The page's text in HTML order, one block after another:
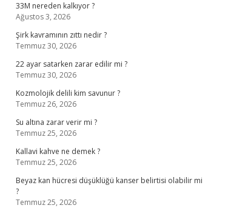
33M nereden kalkıyor ?
Ağustos 3, 2026
Şirk kavramının zıttı nedir ?
Temmuz 30, 2026
22 ayar satarken zarar edilir mi ?
Temmuz 30, 2026
Kozmolojik delili kim savunur ?
Temmuz 26, 2026
Su altına zarar verir mi ?
Temmuz 25, 2026
Kallavi kahve ne demek ?
Temmuz 25, 2026
Beyaz kan hücresi düşüklüğü kanser belirtisi olabilir mi
?
Temmuz 25, 2026